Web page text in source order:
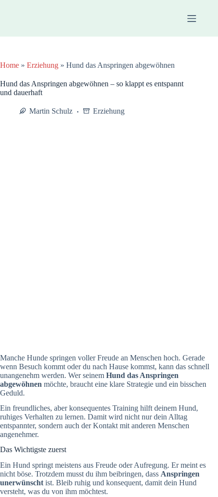
Home » Erziehung » Hund das Anspringen abgewöhnen
Hund das Anspringen abgewöhnen – so klappt es entspannt
und dauerhaft
Martin Schulz Erziehung
Manche Hunde springen voller Freude an Menschen hoch. Gerade
wenn Besuch kommt oder du nach Hause kommst, kann das schnell
unangenehm werden. Wer seinem Hund das Anspringen
abgewöhnen möchte, braucht eine klare Strategie und ein bisschen
Geduld.
Ein freundliches, aber konsequentes Training hilft deinem Hund,
ruhiges Verhalten zu lernen. Damit wird nicht nur dein Alltag
entspannter, sondern auch der Kontakt mit anderen Menschen
angenehmer.
Das Wichtigste zuerst
Ein Hund springt meistens aus Freude oder Aufregung. Er meint es
nicht böse. Trotzdem musst du ihm beibringen, dass Anspringen
unerwünscht ist. Bleib ruhig und konsequent, damit dein Hund
versteht, was du von ihm möchtest.